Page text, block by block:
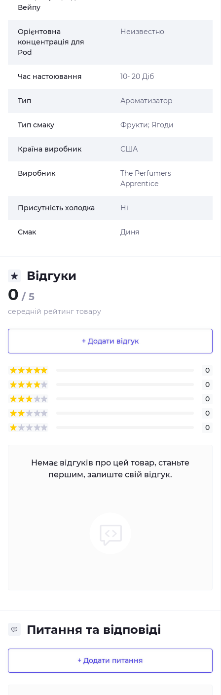
Вейпу
Орієнтовна
концентрація для
Pod
Неизвестно
Час настоювання 10- 20 Діб
Тип Ароматизатор
Тип смаку Фрукти; Ягоди
Країна виробник США
Виробник
The Perfumers
Apprentice
Присутність холодка Ні
Смак Диня
Відгуки
0 / 5
середній рейтинг товару
+ Додати відгук
0
0
0
0
0
Немає відгуків про цей товар, станьте
першим, залиште свій відгук.
Питання та відповіді
+ Додати питання